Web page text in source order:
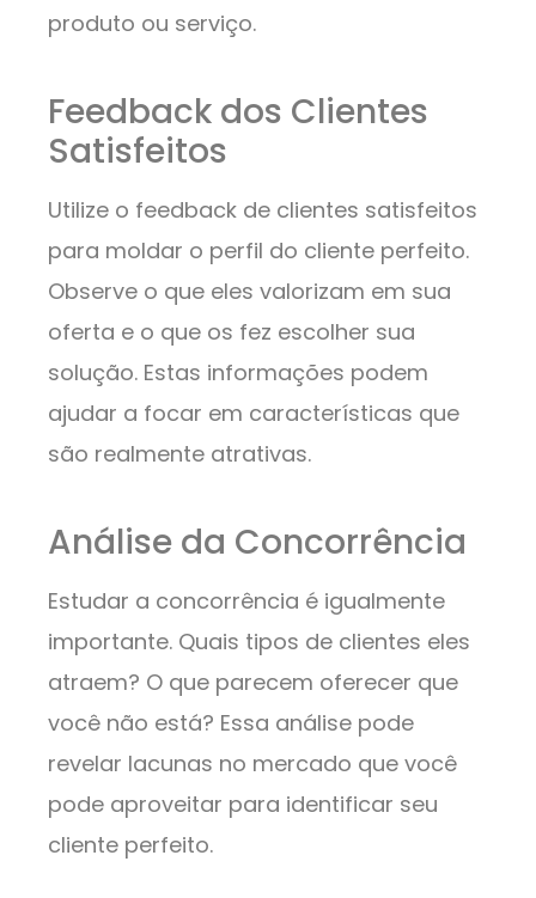
produto ou serviço.
Feedback dos Clientes
Satisfeitos
Utilize o feedback de clientes satisfeitos
para moldar o perfil do cliente perfeito.
Observe o que eles valorizam em sua
oferta e o que os fez escolher sua
solução. Estas informações podem
ajudar a focar em características que
são realmente atrativas.
Análise da Concorrência
Estudar a concorrência é igualmente
importante. Quais tipos de clientes eles
atraem? O que parecem oferecer que
você não está? Essa análise pode
revelar lacunas no mercado que você
pode aproveitar para identificar seu
cliente perfeito.